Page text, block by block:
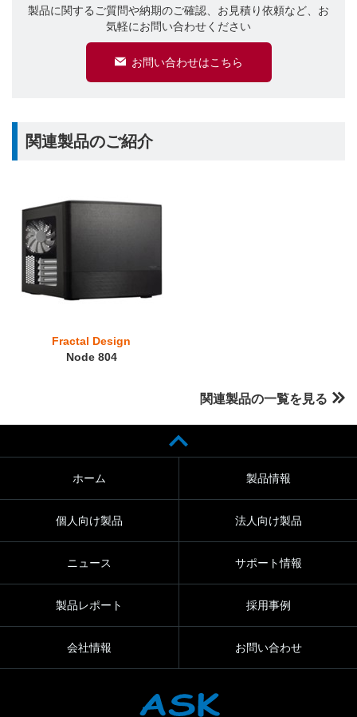
製品に関するご質問や納期のご確認、お見積り依頼など、お
気軽にお問い合わせください
お問い合わせはこちら
関連製品のご紹介
Fractal Design
Node 804
関連製品の一覧を見る
ホーム 製品情報
個人向け製品 法人向け製品
ニュース サポート情報
製品レポート 採用事例
会社情報 お問い合わせ